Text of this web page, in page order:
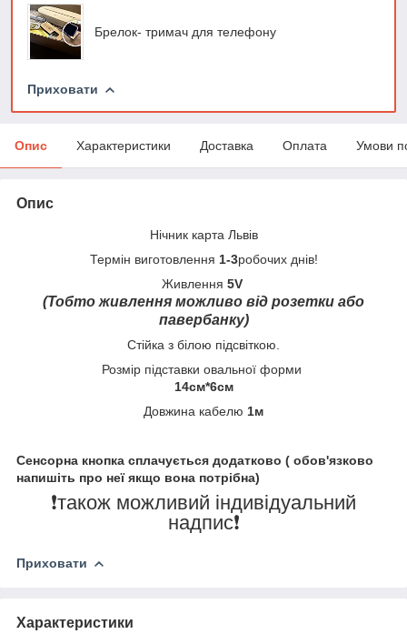
Брелок- тримач для телефону
Приховати
Опис Характеристики Доставка Оплата Умови
Опис
Нічник карта Львів
Термін виготовлення 1-3робочих днів!
Живлення 5V
(Тобто живлення можливо від розетки або
павербанку)
Стійка з білою підсвіткою.
Розмір підставки овальної форми
14см*6см
Довжина кабелю 1м
Сенсорна кнопка сплачується додатково ( обов'язково
напишіть про неї якщо вона потрібна)
❗️також можливий індивідуальний
надпис❗️
Приховати
Характеристики